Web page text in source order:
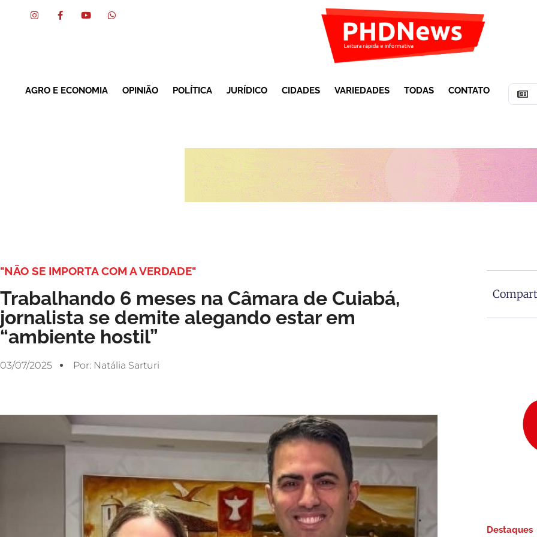
AGRO E ECONOMIA OPINIÃO POLÍTICA JURÍDICO CIDADES VARIEDADES TODAS CONTATO
"NÃO SE IMPORTA COM A VERDADE"
Trabalhando 6 meses na Câmara de Cuiabá,
jornalista se demite alegando estar em
“ambiente hostil”
03/07/2025 Por: Natália Sarturi
Destaques